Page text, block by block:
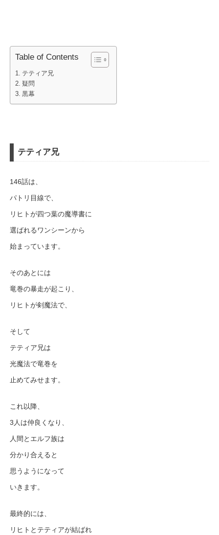
Table of Contents
テティア兄
疑問
黒幕
テティア兄
146話は、
パトリ目線で、
リヒトが四つ葉の魔導書に
選ばれるワンシーンから
始まっています。
そのあとには
竜巻の暴走が起こり、
リヒトが剣魔法で、
そして
テティア兄は
光魔法で竜巻を
止めてみせます。
これ以降、
3人は仲良くなり、
人間とエルフ族は
分かり合えると
思うようになって
いきます。
最終的には、
リヒトとテティアが結ばれ